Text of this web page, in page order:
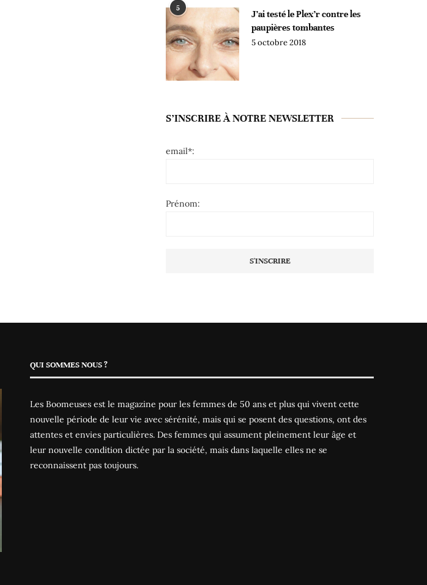
5
J’ai testé le Plex’r contre les
paupières tombantes
5 octobre 2018
S’INSCRIRE À NOTRE NEWSLETTER
email*:
Prénom:
QUI SOMMES NOUS ?
Les Boomeuses est le magazine pour les femmes de 50 ans et plus qui vivent cette
nouvelle période de leur vie avec sérénité, mais qui se posent des questions, ont des
attentes et envies particulières. Des femmes qui assument pleinement leur âge et
leur nouvelle condition dictée par la société, mais dans laquelle elles ne se
reconnaissent pas toujours.